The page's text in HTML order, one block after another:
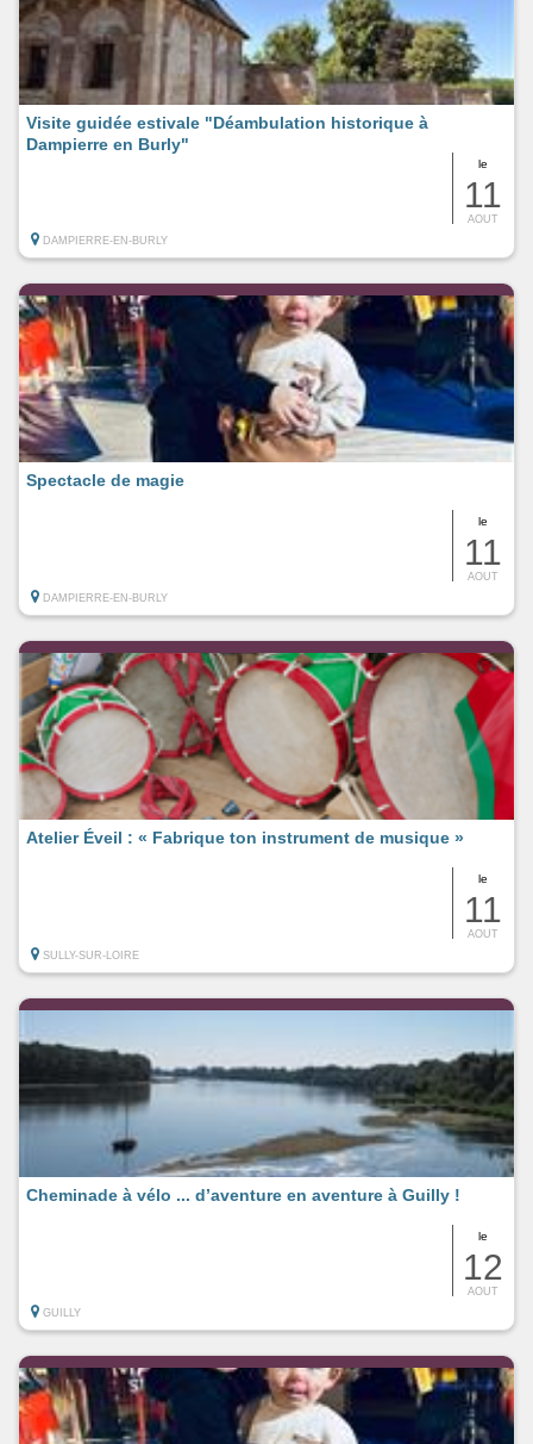
le
11
AOUT
Visite guidée estivale "Déambulation historique à
Dampierre en Burly"
DAMPIERRE-EN-BURLY
le
11
AOUT
Spectacle de magie
DAMPIERRE-EN-BURLY
le
11
AOUT
Atelier Éveil : « Fabrique ton instrument de musique »
SULLY-SUR-LOIRE
le
12
AOUT
Cheminade à vélo ... d’aventure en aventure à Guilly !
GUILLY